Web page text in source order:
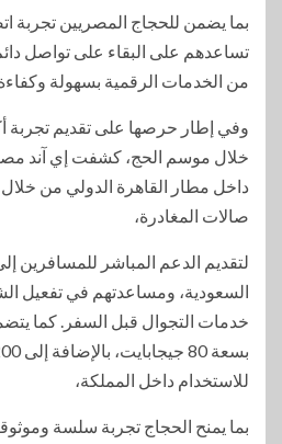
بما يضمن للحجاج المصريين تجربة
تساعدهم على البقاء على تواصل
من الخدمات الرقمية بسهولة
وفي إطار حرصها على تقديم تجربة
خلال موسم الحج، كشفت إي آند
صالات المغادرة،
لتقديم الدعم المباشر للمسافرين
السعودية، ومساعدتهم في تفعيل
خدمات التجوال قبل السفر. كما
للاستخدام داخل المملكة،
بما يمنح الحجاج تجربة سلسة